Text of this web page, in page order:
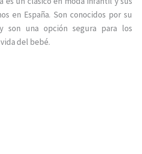
en España. Son conocidos por su
son una opción segura para los
del bebé.